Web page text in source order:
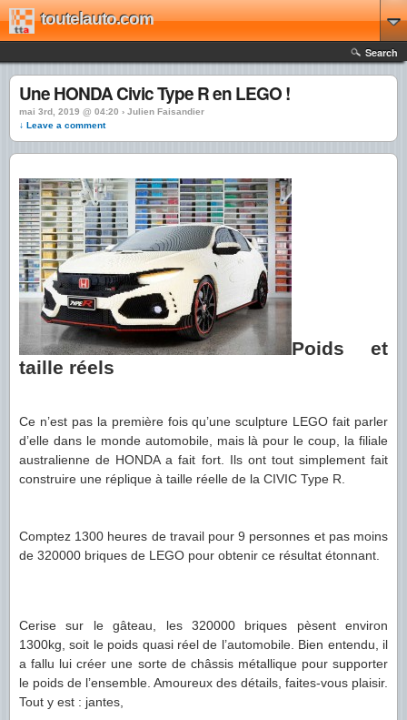
toutelauto.com
Search
Une HONDA Civic Type R en LEGO !
mai 3rd, 2019 @ 04:20 › Julien Faisandier
↓ Leave a comment
Poids et
taille réels
Ce n’est pas la première fois qu’une sculpture LEGO fait parler
d’elle dans le monde automobile, mais là pour le coup, la filiale
australienne de HONDA a fait fort. Ils ont tout simplement fait
construire une réplique à taille réelle de la CIVIC Type R.
Comptez 1300 heures de travail pour 9 personnes et pas moins
de 320000 briques de LEGO pour obtenir ce résultat étonnant.
Cerise sur le gâteau, les 320000 briques pèsent environ
1300kg, soit le poids quasi réel de l’automobile. Bien entendu, il
a fallu lui créer une sorte de châssis métallique pour supporter
le poids de l’ensemble. Amoureux des détails, faites-vous plaisir.
Tout y est : jantes,